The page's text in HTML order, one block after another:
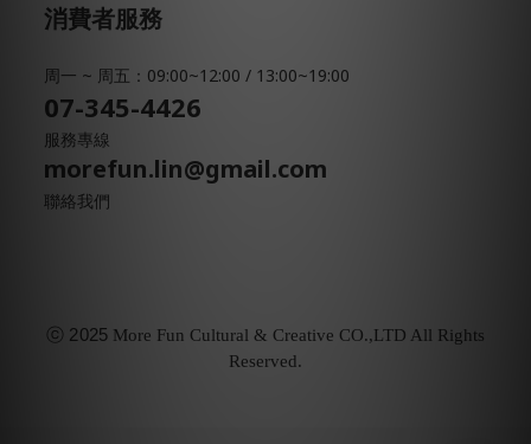
消費者服務
周一 ~ 周五：09:00~12:00 / 13:00~19:00
07-345-4426
服務專線
morefun.lin@gmail.com
聯絡我們
ⓒ 2025 More Fun Cultural & Creative CO.,LTD All Rights
Reserved.